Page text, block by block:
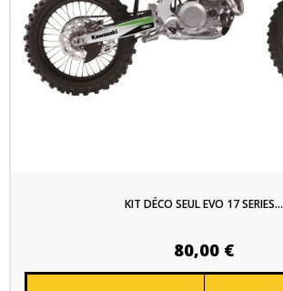
KIT DÉCO SEUL EVO 17 SERIES...
80,00 €